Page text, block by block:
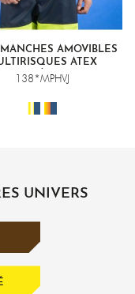
AMOVIBLES
ATEX
INTEMPÉRIES HV
138*MPHVJ
UNIVERS